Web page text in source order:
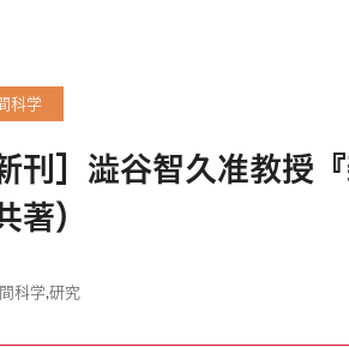
科学
新刊］澁谷智久准教授
著）
科学,研究